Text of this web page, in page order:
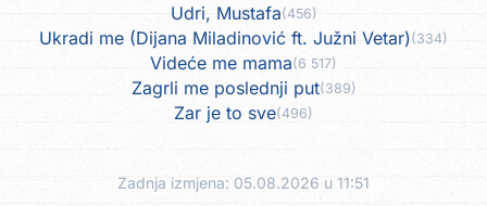
Udri, Mustafa(456)
Ukradi me (Dijana Miladinović ft. Južni Vetar)(334)
Videće me mama(6 517)
Zagrli me poslednji put(389)
Zar je to sve(496)
Zadnja izmjena: 05.08.2026 u 11:51